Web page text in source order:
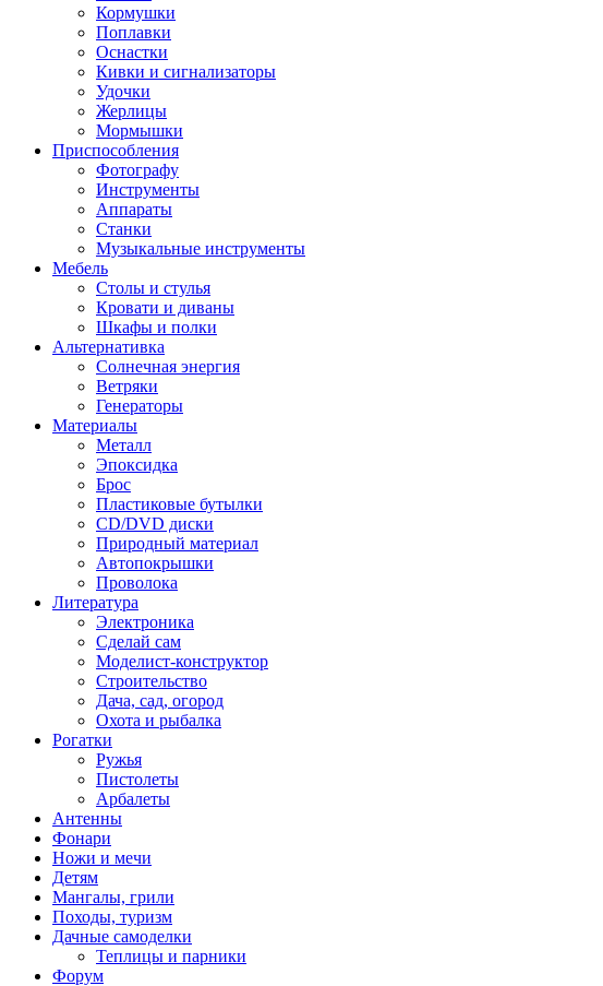
Кормушки
Поплавки
Оснастки
Кивки и сигнализаторы
Удочки
Жерлицы
Мормышки
Приспособления
Фотографу
Инструменты
Аппараты
Станки
Музыкальные инструменты
Мебель
Столы и стулья
Кровати и диваны
Шкафы и полки
Альтернативка
Солнечная энергия
Ветряки
Генераторы
Материалы
Металл
Эпоксидка
Брос
Пластиковые бутылки
CD/DVD диски
Природный материал
Автопокрышки
Проволока
Литература
Электроника
Сделай сам
Моделист-конструктор
Строительство
Дача, сад, огород
Охота и рыбалка
Рогатки
Ружья
Пистолеты
Арбалеты
Антенны
Фонари
Ножи и мечи
Детям
Мангалы, грили
Походы, туризм
Дачные самоделки
Теплицы и парники
Форум